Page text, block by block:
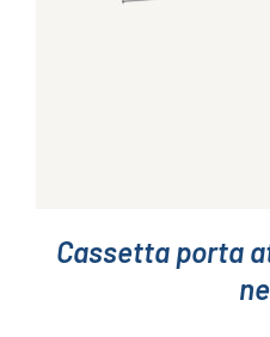
Cassetta porta